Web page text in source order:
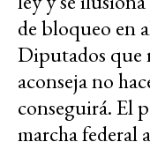
de bloqueo en
Diputados que
aconseja no
conseguirá. El
marcha federal